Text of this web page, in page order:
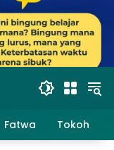
Fatwa Tokoh